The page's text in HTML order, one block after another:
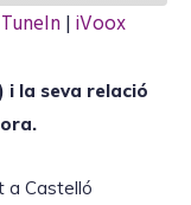
TuneIn |iVoox
i la seva relació
a Castelló